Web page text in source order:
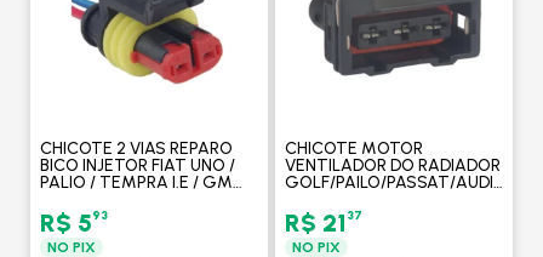
CHICOTE 2 VIAS REPARO
BICO INJETOR FIAT UNO /
PALIO / TEMPRA I.E / GM
CHICOTES
R$ 593
NO PIX
CHICOTE MOTOR
VENTILADOR DO RADIADOR
GOLF/PAILO/PASSAT/AUDI/
19/2 - TC CHICOTES
R$ 21 37
NO PIX